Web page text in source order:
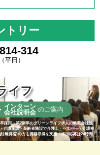
トリー
314
平日）
イフ
インターン
会社説明会 のご案内
採用・第2新卒のグリーンライフ求人の就職会社説
介護施設・高齢者施設で介護士・ヘルパー・介護福
(無資格)の方も資格取得を支援！採用応募は24時間